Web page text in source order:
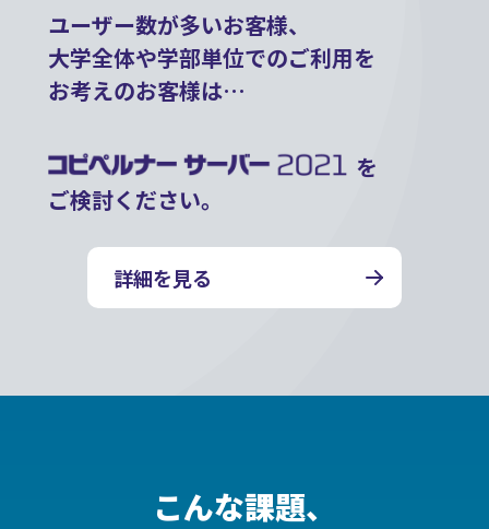
ユーザー数が多いお客様、
大学全体や学部単位でのご利用を
お考えのお客様は…
を
ご検討ください。
詳細を見る
こんな課題、